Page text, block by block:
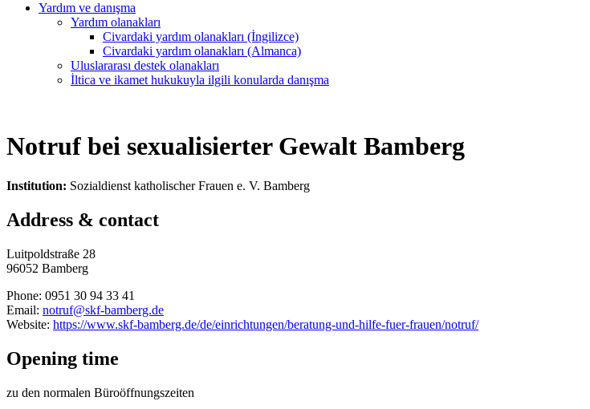
Yardım ve danışma
Yardım olanakları
Civardaki yardım olanakları (İngilizce)
Civardaki yardım olanakları (Almanca)
Uluslararası destek olanakları
İltica ve ikamet hukukuyla ilgili konularda danışma
Notruf bei sexualisierter Gewalt Bamberg
Institution: Sozialdienst katholischer Frauen e. V. Bamberg
Address & contact
Luitpoldstraße 28
96052 Bamberg
Phone: 0951 30 94 33 41
Email: notruf@skf-bamberg.de
Website: https://www.skf-bamberg.de/de/einrichtungen/beratung-und-hilfe-fuer-frauen/notruf/
Opening time
zu den normalen Büroöffnungszeiten